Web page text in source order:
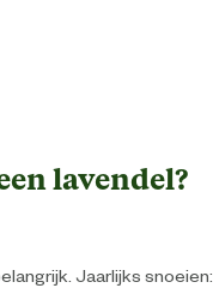
lavendel?
Jaarlijks snoeien: